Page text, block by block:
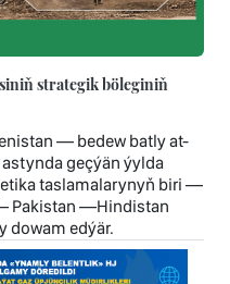
strategik böleginiň
— bedew batly at-
geçýän ýylda
taslamalarynyň biri —
Pakistan —Hindistan
dowam edýär.